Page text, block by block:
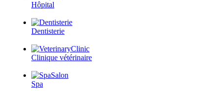
Hôpital
Dentisterie
Clinique vétérinaire
Spa